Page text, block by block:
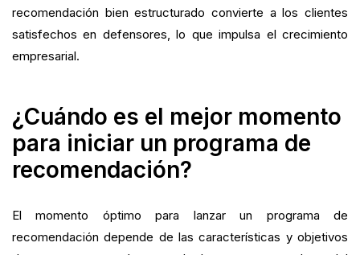
recomendación bien estructurado convierte a los clientes
satisfechos en defensores, lo que impulsa el crecimiento
empresarial.
¿Cuándo es el mejor momento
para iniciar un programa de
recomendación?
El momento óptimo para lanzar un programa de
recomendación depende de las características y objetivos